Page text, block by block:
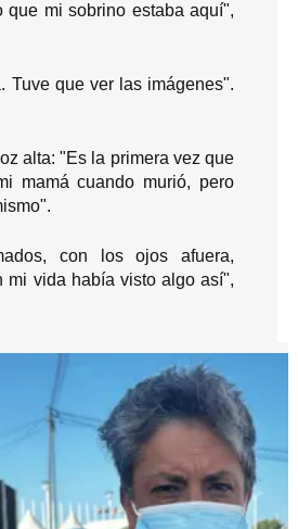
que mi sobrino estaba aquí",
Tuve que ver las imágenes".
alta: "Es la primera vez que
mamá cuando murió, pero
con los ojos afuera,
vida había visto algo así",